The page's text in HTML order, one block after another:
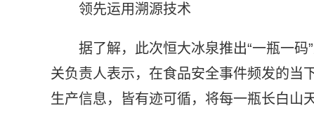
领先运用溯源技术
据了解，此次恒大冰泉推出“一瓶一
关负责人表示，在食品安全事件频发的当
生产信息，皆有迹可循，将每一瓶长白山